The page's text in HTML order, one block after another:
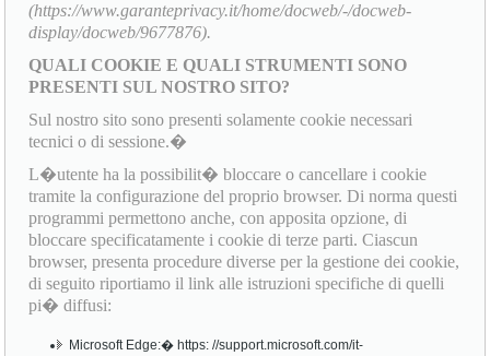
(https://www.garanteprivacy.it/home/docweb/-/docweb-
display/docweb/9677876).
QUALI COOKIE E QUALI STRUMENTI SONO
PRESENTI SUL NOSTRO SITO?
Sul nostro sito sono presenti solamente cookie necessari
tecnici o di sessione.�
L�utente ha la possibilit� bloccare o cancellare i cookie
tramite la configurazione del proprio browser. Di norma questi
programmi permettono anche, con apposita opzione, di
bloccare specificatamente i cookie di terze parti. Ciascun
browser, presenta procedure diverse per la gestione dei cookie,
di seguito riportiamo il link alle istruzioni specifiche di quelli
pi� diffusi:
Microsoft Edge:� https: //support.microsoft.com/it-